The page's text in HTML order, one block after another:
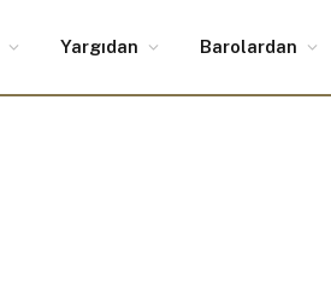
Yargıdan Barolardan